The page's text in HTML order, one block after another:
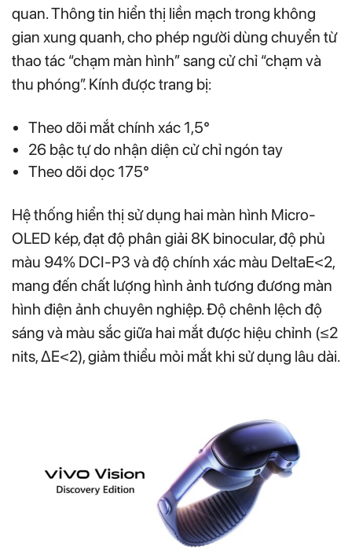
quan. Thông tin hiển thị liền mạch trong không
gian xung quanh, cho phép người dùng chuyển từ
thao tác “chạm màn hình” sang cử chỉ “chạm và
thu phóng”. Kính được trang bị:
Theo dõi mắt chính xác 1,5°
26 bậc tự do nhận diện cử chỉ ngón tay
Theo dõi dọc 175°
Hệ thống hiển thị sử dụng hai màn hình Micro-
OLED kép, đạt độ phân giải 8K binocular, độ phủ
màu 94% DCI-P3 và độ chính xác màu DeltaE<2,
mang đến chất lượng hình ảnh tương đương màn
hình điện ảnh chuyên nghiệp. Độ chênh lệch độ
sáng và màu sắc giữa hai mắt được hiệu chỉnh (≤2
nits, ΔE<2), giảm thiểu mỏi mắt khi sử dụng lâu dài.